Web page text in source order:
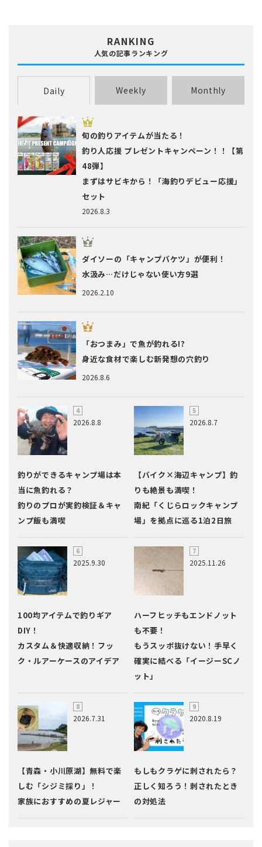
RANKING
人気の記事ランキング
Daily Weekly Monthly
2026.8.3
旬の釣りアイテムが当たる！
釣り人応援 プレゼントキャンペーン！！【第
48弾】
まずはサビキから！「海釣りデビュー応援」
セット
2026.2.10
ダイソーの「キャンプバケツ」が便利！
水汲み…だけじゃない使い方9選
2026.8.6
「おつまみ」で魚が釣れる!?
身近な食材で楽しむ新発想の穴釣り
2026.8.8
釣りができるキャンプ場は本
当に魚釣れる？
釣りのプロが実釣検証＆キャ
ンプ飯も満喫
2026.8.7
【バイク×海辺キャンプ】釣
りも絶景も満喫！
南紀「くじらロックキャンプ
場」を拠点に巡る1泊2日旅
2025.9.30
100均アイテムで釣りギア
DIY！
カスタム＆快適収納！フッ
ク・ルアーケースのアイデア
2025.11.26
ハーフヒッチもエンドノット
も不要！
もうスッポ抜けない！手早く
確実に結べる「イージーSCノ
ット」
2026.7.31
【青森・小川原湖】無料で楽
しむ「シジミ採り」！
家族におすすめの夏レジャー
2020.8.19
もしもクラゲに刺されたら？
正しく知ろう！刺されたとき
の対処法